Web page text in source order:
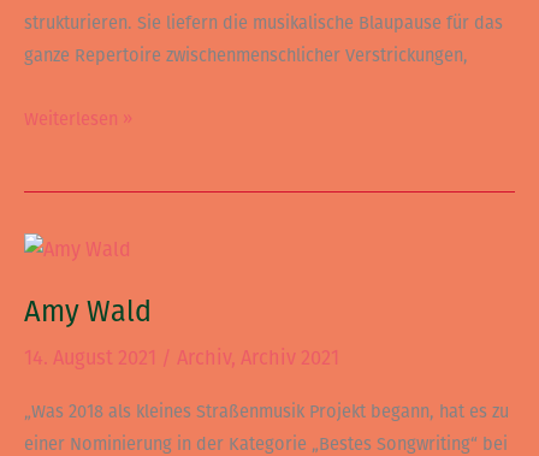
strukturieren. Sie liefern die musikalische Blaupause für das
ganze Repertoire zwischenmenschlicher Verstrickungen,
Weiterlesen »
Amy Wald
14. August 2021 / Archiv, Archiv 2021
„Was 2018 als kleines Straßenmusik Projekt begann, hat es zu
einer Nominierung in der Kategorie „Bestes Songwriting“ bei
Amy